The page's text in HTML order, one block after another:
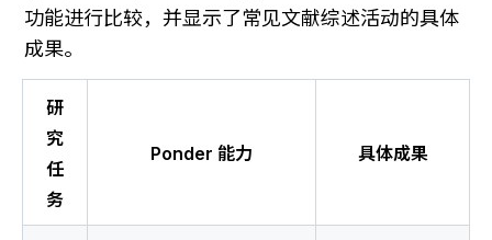
功能进行比较，并显示了常见文献综述活动的具体
成果。
研
究
任
务
Ponder 能力 具体成果